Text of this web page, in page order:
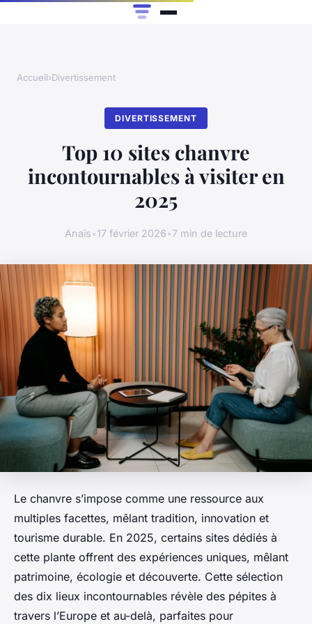
Accueil›Divertissement
DIVERTISSEMENT
Top 10 sites chanvre
incontournables à visiter en
2025
Anaïs•17 février 2026•7 min de lecture
Le chanvre s’impose comme une ressource aux
multiples facettes, mêlant tradition, innovation et
tourisme durable. En 2025, certains sites dédiés à
cette plante offrent des expériences uniques, mêlant
patrimoine, écologie et découverte. Cette sélection
des dix lieux incontournables révèle des pépites à
travers l’Europe et au-delà, parfaites pour